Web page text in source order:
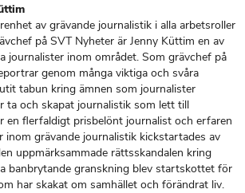
av grävande journalistik i alla arbetsroller
på SVT Nyheter är Jenny Küttim en av
journalister inom området. Som grävchef på
genom många viktiga och svåra
tabun kring ämnen som journalister
ta och skapat journalistik som lett till
en flerfaldigt prisbelönt journalist och erfaren
inom grävande journalistik kickstartades av
uppmärksammade rättsskandalen kring
banbrytande granskning blev startskottet för
har skakat om samhället och förändrat liv.